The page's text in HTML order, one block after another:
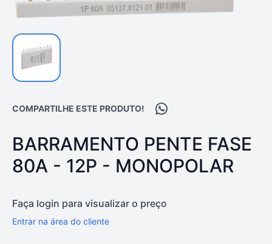
COMPARTILHE ESTE PRODUTO! Compartilhar no
PRODUTO:
BARRAMENTO PENTE FASE
80A - 12P - MONOPOLAR
Faça login para visualizar o preço
Entrar na área do cliente